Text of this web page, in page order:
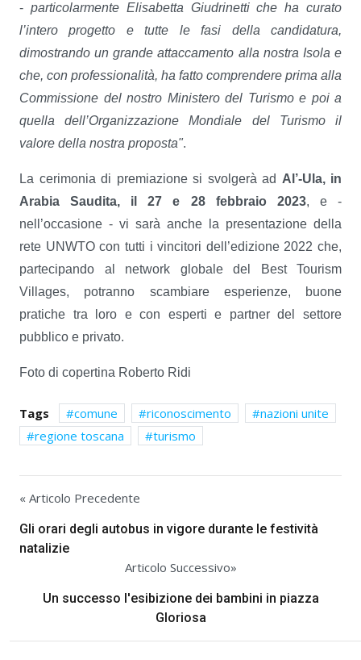
- particolarmente Elisabetta Giudrinetti che ha curato
l’intero progetto e tutte le fasi della candidatura,
dimostrando un grande attaccamento alla nostra Isola e
che, con professionalità, ha fatto comprendere prima alla
Commissione del nostro Ministero del Turismo e poi a
quella dell’Organizzazione Mondiale del Turismo il
valore della nostra proposta".
La cerimonia di premiazione si svolgerà ad Al’-Ula, in
Arabia Saudita, il 27 e 28 febbraio 2023, e -
nell’occasione - vi sarà anche la presentazione della
rete UNWTO con tutti i vincitori dell’edizione 2022 che,
partecipando al network globale del Best Tourism
Villages, potranno scambiare esperienze, buone
pratiche tra loro e con esperti e partner del settore
pubblico e privato.
Foto di copertina Roberto Ridi
Tags comune riconoscimento
nazioni unite
regione toscana
turismo
« Articolo Precedente
Gli orari degli autobus in vigore durante le festività
natalizie
Articolo Successivo»
Un successo l'esibizione dei bambini in piazza
Gloriosa